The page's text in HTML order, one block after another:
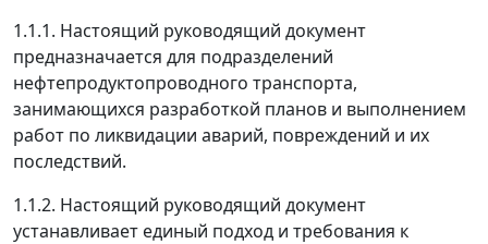
1.1.1. Настоящий руководящий документ
предназначается для подразделений
нефтепродуктопроводного транспорта,
занимающихся разработкой планов и выполнением
работ по ликвидации аварий, повреждений и их
последствий.
1.1.2. Настоящий руководящий документ
устанавливает единый подход и требования к